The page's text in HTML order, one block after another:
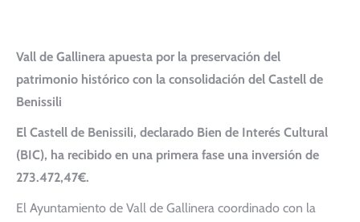
Vall de Gallinera apuesta por la preservación del
patrimonio histórico con la consolidación del Castell de
Benissili
El Castell de Benissili, declarado Bien de Interés Cultural
(BIC), ha recibido en una primera fase una inversión de
273.472,47€.
El Ayuntamiento de Vall de Gallinera coordinado con la